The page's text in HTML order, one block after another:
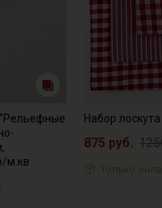
м.кв
Набор
875 руб.
Только